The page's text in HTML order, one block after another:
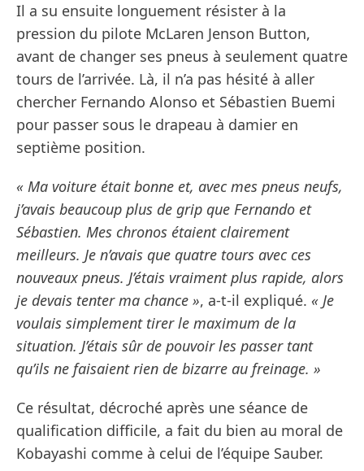
Il a su ensuite longuement résister à la
pression du pilote McLaren Jenson Button,
avant de changer ses pneus à seulement quatre
tours de l’arrivée. Là, il n’a pas hésité à aller
chercher Fernando Alonso et Sébastien Buemi
pour passer sous le drapeau à damier en
septième position.
« Ma voiture était bonne et, avec mes pneus neufs,
j’avais beaucoup plus de grip que Fernando et
Sébastien. Mes chronos étaient clairement
meilleurs. Je n’avais que quatre tours avec ces
nouveaux pneus. J’étais vraiment plus rapide, alors
je devais tenter ma chance », a-t-il expliqué. « Je
voulais simplement tirer le maximum de la
situation. J’étais sûr de pouvoir les passer tant
qu’ils ne faisaient rien de bizarre au freinage. »
Ce résultat, décroché après une séance de
qualification difficile, a fait du bien au moral de
Kobayashi comme à celui de l’équipe Sauber.